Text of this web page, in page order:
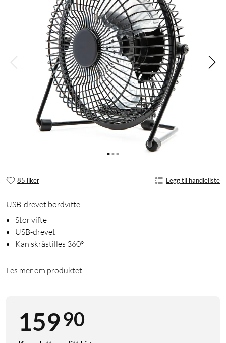
85 liker Legg til handleliste
USB-drevet bordvifte
Stor vifte
USB-drevet
Kan skråstilles 360°
Les mer om produktet
15990